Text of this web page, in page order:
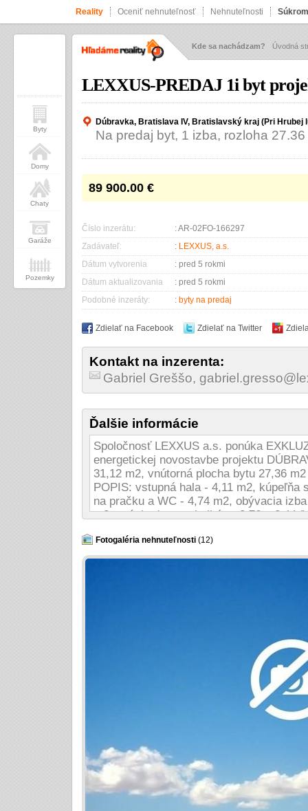
Reality Oceniť nehnuteľnosť Nehnuteľnosti
Kde sa nachádzam? Úvodná
LEXXUS-PREDAJ 1i byt
Dúbravka, Bratislava IV, Bratislavský kraj (Pri Hrubej
Na predaj byt, 1 izba, rozloha
89 900.00 €
Číslo inzerátu:
: AR-02FO-166297
Zadávateľ:
: LEXXUS, a.s.
Dátum vytvorenia
: pred 5 rokmi
Dátum aktualizovania
: pred 5 rokmi
Podobné inzeráty:
: byty na predaj
Zdielať na Facebook Zdielať na Twitter
Kontakt na inzerenta:
Gabriel Greššo,
Ďalšie informácie
Spoločnosť LEXXUS a.s. ponúka
energetickej novostavbe projektu
31,12 m2, vnútorná plocha bytu 27,36
POPIS: vstupná hala - 4,11 m2,
na pračku a WC - 4,74 m2, obývacia
m2 s východom na balkón - 3,76 m2.
zníženou parapetnou doskou +
dvere so zárubňami, laminátové parkety
areálu a bytových blokov s
kamerový systém. Súčasťou
menšie športoviská - ping-pongový
upravenou zeleňou záhradné a sadové
záhradkami na pestovanie drobného
skalničkový koberec zadržiavajúci
streche. vonkajšie parkovisko pre
škôlky, pošta, banky, dobré dopravné
Mestská časť Dúbravka ako aj blízkosť
športové aktivity- cyklistické a turistické
futbalové ihriská, tenisové kurty,
89.900,-Eur, možnosť kúpy čiastočne aj
Fotogaléria nehnuteľnosti (12)
Byty
Domy
Chaty
Garáže
Pozemky